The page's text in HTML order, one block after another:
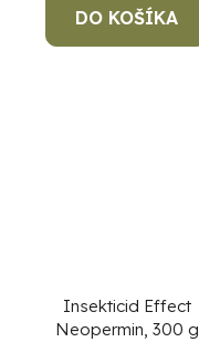
DO KOŠÍKA
Insekticid Effect
Neopermin, 300 g